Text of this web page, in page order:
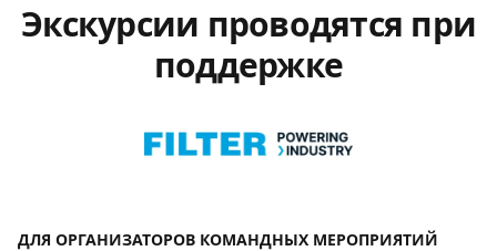
Экскурсии проводятся при
поддержке
ДЛЯ ОРГАНИЗАТОРОВ КОМАНДНЫХ МЕРОПРИЯТИЙ